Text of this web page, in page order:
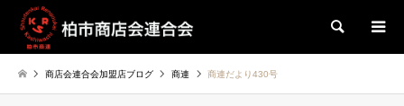
検索
商店会連合会加盟店ブログ 商連 商連だより430号